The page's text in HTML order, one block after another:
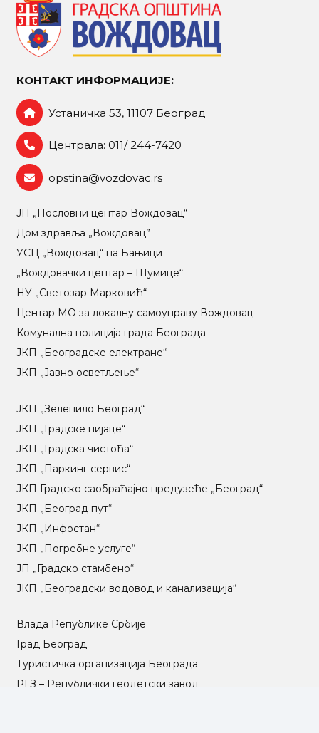
КОНТАКТ ИНФОРМАЦИЈЕ:
Устаничка 53, 11107 Београд
Централа: 011/ 244-7420
opstina@vozdovac.rs
ЈП „Пословни центар Вождовац“
Дом здравља „Вождовац”
УСЦ „Вождовац“ на Бањици
„Вождовачки центар – Шумице“
НУ „Светозар Марковић“
Центар МO за локалну самоуправу Вождовац
Комунална полиција града Београда
ЈКП „Београдске електране“
ЈКП „Јавно осветљење“
ЈКП „Зеленило Београд“
ЈКП „Градске пијаце“
ЈКП „Градска чистоћа“
ЈКП „Паркинг сервис“
ЈКП Градско саобраћајно предузеће „Београд“
ЈКП „Београд пут“
ЈКП „Инфостан“
ЈКП „Погребне услуге“
ЈП „Градско стамбено“
ЈКП „Београдски водовод и канализација“
Влада Републике Србије
Град Београд
Туристичка организација Београда
РГЗ – Републички геодетски завод